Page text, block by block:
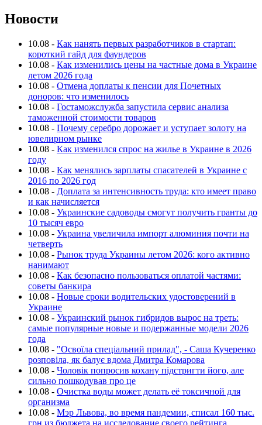
Новости
10.08 - Как нанять первых разработчиков в стартап:
короткий гайд для фаундеров
10.08 - Как изменились цены на частные дома в Украине
летом 2026 года
10.08 - Отмена доплаты к пенсии для Почетных
доноров: что изменилось
10.08 - Гостаможслужба запустила сервис анализа
таможенной стоимости товаров
10.08 - Почему серебро дорожает и уступает золоту на
ювелирном рынке
10.08 - Как изменился спрос на жилье в Украине в 2026
году
10.08 - Как менялись зарплаты спасателей в Украине с
2016 по 2026 год
10.08 - Доплата за интенсивность труда: кто имеет право
и как начисляется
10.08 - Украинские садоводы смогут получить гранты до
10 тысяч евро
10.08 - Украина увеличила импорт алюминия почти на
четверть
10.08 - Рынок труда Украины летом 2026: кого активно
нанимают
10.08 - Как безопасно пользоваться оплатой частями:
советы банкира
10.08 - Новые сроки водительских удостоверений в
Украине
10.08 - Украинский рынок гибридов вырос на треть:
самые популярные новые и подержанные модели 2026
года
10.08 - "Освоїла спеціальний прилад", - Саша Кучеренко
розповіла, як балує вдома Дмитра Комарова
10.08 - Чоловік попросив кохану підстригти його, але
сильно пошкодував про це
10.08 - Очистка воды может делать её токсичной для
организма
10.08 - Мэр Львова, во время пандемии, списал 160 тыс.
грн из бюджета на исследование своего рейтинга